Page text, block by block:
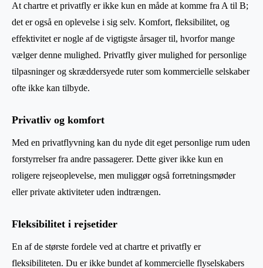
At chartre et privatfly er ikke kun en måde at komme fra A til B;
det er også en oplevelse i sig selv. Komfort, fleksibilitet, og
effektivitet er nogle af de vigtigste årsager til, hvorfor mange
vælger denne mulighed. Privatfly giver mulighed for personlige
tilpasninger og skræddersyede ruter som kommercielle selskaber
ofte ikke kan tilbyde.
Privatliv og komfort
Med en privatflyvning kan du nyde dit eget personlige rum uden
forstyrrelser fra andre passagerer. Dette giver ikke kun en
roligere rejseoplevelse, men muliggør også forretningsmøder
eller private aktiviteter uden indtrængen.
Fleksibilitet i rejsetider
En af de største fordele ved at chartre et privatfly er
fleksibiliteten. Du er ikke bundet af kommercielle flyselskabers